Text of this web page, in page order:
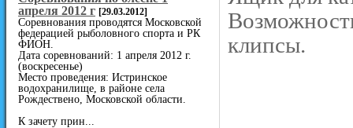
апреля 2012 г [29.03.2012]
Соревнования проводятся Московской
федерацией рыболовного спорта и РК
ФИОН.
Дата соревнований: 1 апреля 2012 г.
(воскресенье)
Место проведения: Истринское
водохранилище, в районе села
Рождествено, Московской области.
К зачету прин...
клипсы.